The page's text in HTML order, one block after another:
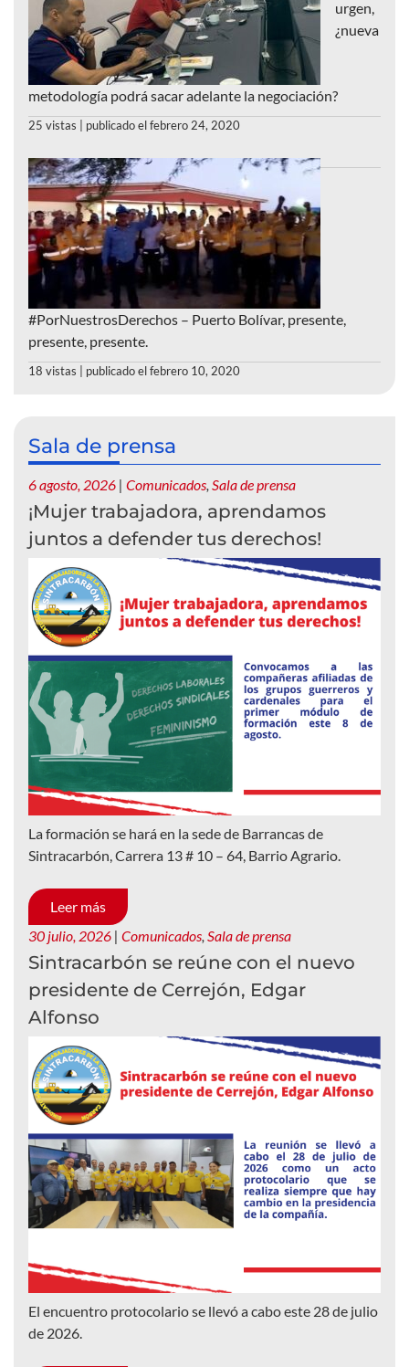
urgen,
¿nueva
metodología podrá sacar adelante la negociación?
25 vistas publicado el febrero 24, 2020
#PorNuestrosDerechos – Puerto Bolívar, presente,
presente, presente.
18 vistas publicado el febrero 10, 2020
Sala de prensa
6 agosto, 2026 | Comunicados, Sala de prensa
¡Mujer trabajadora, aprendamos
juntos a defender tus derechos!
La formación se hará en la sede de Barrancas de
Sintracarbón, Carrera 13 # 10 – 64, Barrio Agrario.
Leer más
30 julio, 2026 | Comunicados Sala de prensa
Sintracarbón se reúne con el nuevo
presidente de Cerrejón, Edgar
Alfonso
El encuentro protocolario se llevó a cabo este 28 de julio
de 2026.